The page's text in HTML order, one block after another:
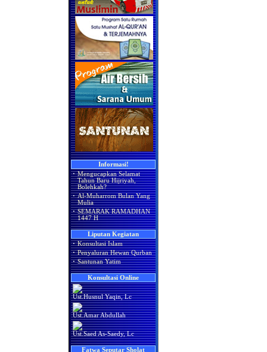
Informasi!
· Mengucapkan Selamat
Tahun Baru Hijriyah,
Bolehkah?
· Al-Muharrom Bulan Yang
Mulia
· SEMARAK RAMADHAN
1447 H
Liputan Kegiatan
· Konsultasi Islam
· Penyaluran Hewan Qurban
· Santunan Yatim
Konsultasi Online
Ust.Husnul Yaqin, Lc
Ust.Amar Abdullah
Ust.Saed As-Saedy, Lc
Fatwa Seputar Sholat